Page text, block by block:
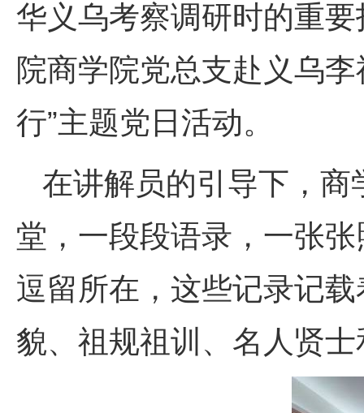
华义乌考察调研时的重
院商学院党总支赴义乌
行”主题党日活动。
在讲解员的引导下，
堂，一段段语录，一张
逗留所在，这些记录记
貌、祖规祖训、名人贤